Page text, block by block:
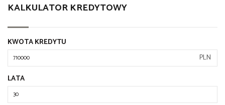
KALKULATOR KREDYTOWY
KWOTA KREDYTU
PLN
LATA